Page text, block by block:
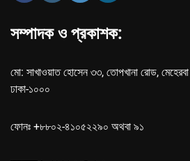
সম্পাদক ও প্রকাশক:
মো: সাখাওয়াত হোসেন ৩৩, তোপখানা রোড,
ঢাকা-১০০০
ফোনঃ +৮৮০২-৪১০৫২২৯০ অথবা ৯১